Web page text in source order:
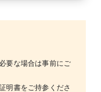
要な場合は事前にご
明書をご持参くださ